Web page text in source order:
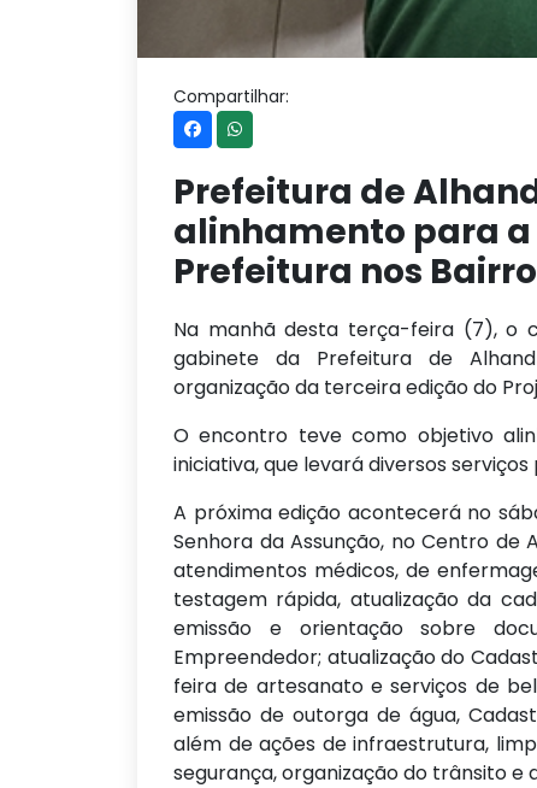
Compartilhar:
Prefeitura de
alinhamento para
Prefeitura nos
Na manhã desta terça-feira (7), o
gabinete da Prefeitura de
organização da terceira edição do
O encontro teve como objetivo
iniciativa, que levará diversos
A próxima edição acontecerá no
Senhora da Assunção, no Centro de
atendimentos médicos, de
testagem rápida, atualização da
emissão e orientação sobre
Empreendedor; atualização do
feira de artesanato e serviços de
emissão de outorga de água,
além de ações de infraestrutura,
segurança, organização do trânsito